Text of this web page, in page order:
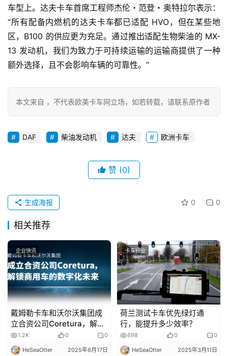
页
独
家
资
专
社
区
车型上。达夫卡车首席工程师杰伦・范登・奥特拉尔表示：
“所有配备内燃机的达夫卡车都已适配 HVO，但在某些地
区，B100 的供应更为充足。通过推出适配生物柴油的 MX-
13 发动机，我们为致力于可持续运输的运输商提供了一种
额外选择，且不会影响车辆的可靠性。”
本文来自 ，不代表欧美卡车网立场，如若转载，请联系原作者
DAF 柴油发动机 达夫 欧洲卡车
赞 (0)
0 0
生成海报
相关推荐
企业快讯
戴姆勒卡车和沃尔沃集团成
立合资公司Coretura，解锁
商用车的数字化未来
1.2K 0 0
HeSeaOtter 2025年6月17日
卡车行业
荷兰测试卡车优先绿灯通
行，能提升多少效率？
698 0 0
HeSeaOtter 2025年3月11日